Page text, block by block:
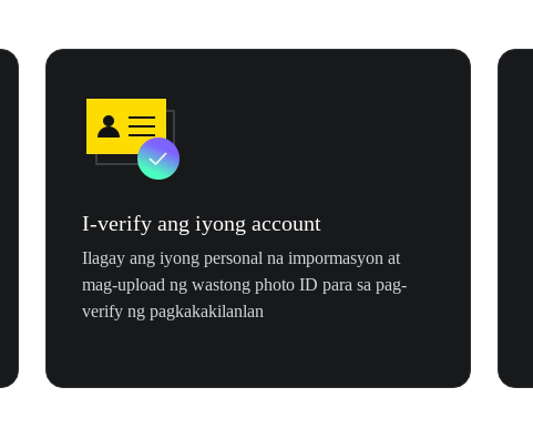
I-verify ang iyong account
Ilagay ang iyong personal na impormasyon at
mag-upload ng wastong photo ID para sa pag-
verify ng pagkakakilanlan